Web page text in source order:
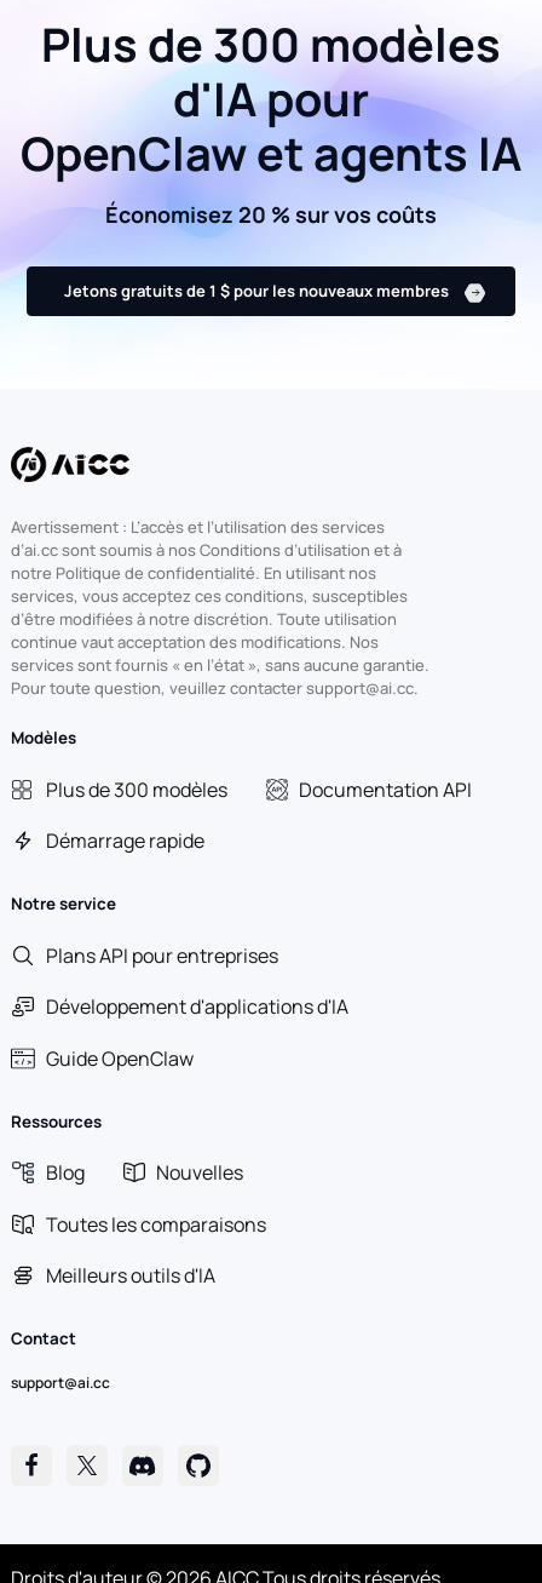
Plus de 300 modèles
d'IA pour
OpenClaw et agents IA
Économisez 20 % sur vos coûts
Jetons gratuits de 1 $ pour les nouveaux membres
Avertissement : L’accès et l’utilisation des services
d’ai.cc sont soumis à nos Conditions d’utilisation et à
notre Politique de confidentialité. En utilisant nos
services, vous acceptez ces conditions, susceptibles
d’être modifiées à notre discrétion. Toute utilisation
continue vaut acceptation des modifications. Nos
services sont fournis « en l’état », sans aucune garantie.
Pour toute question, veuillez contacter support@ai.cc.
Modèles
Plus de 300 modèles
Documentation API
Démarrage rapide
Notre service
Plans API pour entreprises
Développement d'applications d'IA
Guide OpenClaw
Ressources
Blog
Nouvelles
Toutes les comparaisons
Meilleurs outils d'IA
Contact
support@ai.cc
Droits d'auteur © 2026 AICC Tous droits réservés